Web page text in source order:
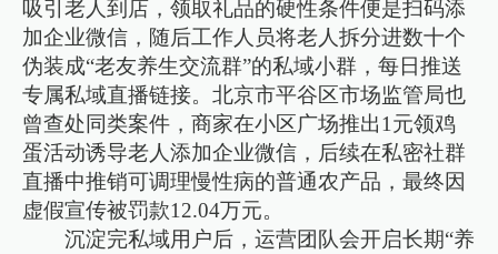
吸引老人到店，领取礼品的硬性条件便是扫码添
加企业微信，随后工作人员将老人拆分进数十个
伪装成“老友养生交流群”的私域小群，每日推送
专属私域直播链接。北京市平谷区市场监管局也
曾查处同类案件，商家在小区广场推出1元领鸡
蛋活动诱导老人添加企业微信，后续在私密社群
直播中推销可调理慢性病的普通农产品，最终因
虚假宣传被罚款12.04万元。
沉淀完私域用户后，运营团队会开启长期“养